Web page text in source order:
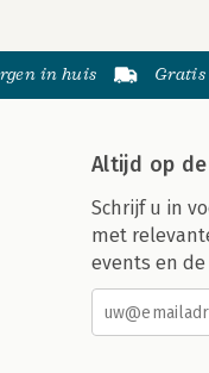
in huis
Altijd op
Schrijf u in
met
events en